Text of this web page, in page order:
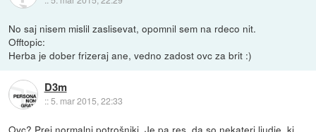
No saj nisem mislil zaslisevat, opomnil sem na rdeco nit.
Offtopic:
Herba je dober frizeraj ane, vedno zadost ovc za brit :)
D3m
::5. mar 2015, 22:33